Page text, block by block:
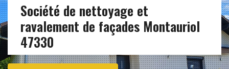
Société de nettoyage et
ravalement de façades Montauriol
47330